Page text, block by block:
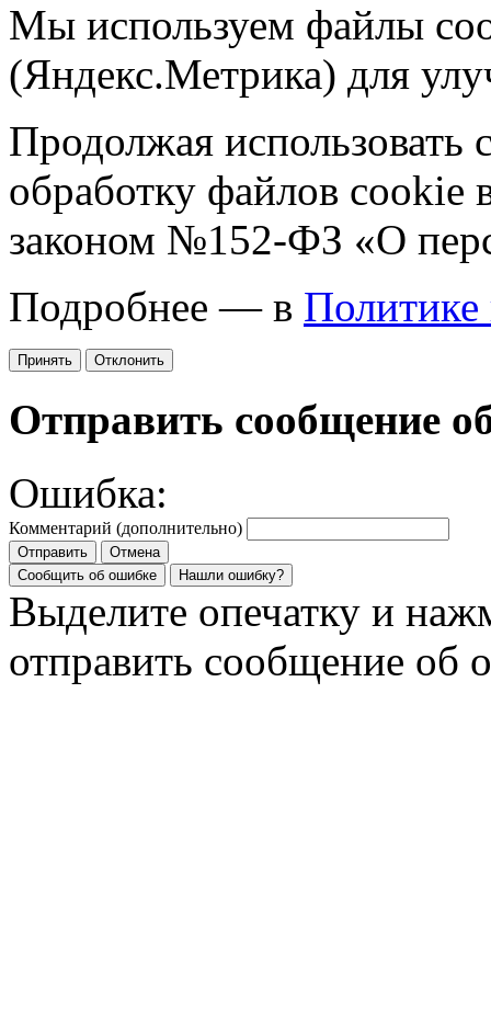
Мы используем файлы
(Яндекс.Метрика) для
Продолжая использовать
обработку файлов cookie
законом №152-ФЗ «О
Подробнее — в Политике
Принять Отклонить
Отправить сообщение
Ошибка:
Комментарий (дополнительно)
Отправить
Отмена
Сообщить об ошибке
Нашли ошибку?
Выделите опечатку и
отправить сообщение об